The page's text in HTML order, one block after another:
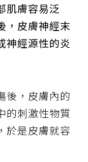
肌膚容易泛
，皮膚神經末
神經源性的炎
後，皮膚內的
的刺激性物質
於是皮膚就容